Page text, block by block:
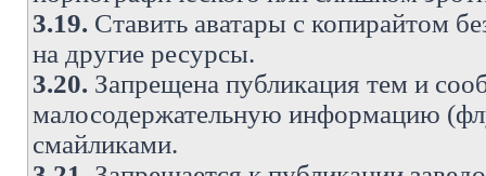
3.19. Ставить аватары с копирайтом
на другие ресурсы.
3.20. Запрещена публикация тем и
малосодержательную информацию
смайликами.